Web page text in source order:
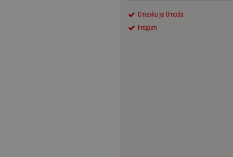
Стелки за Omoda
Frogum